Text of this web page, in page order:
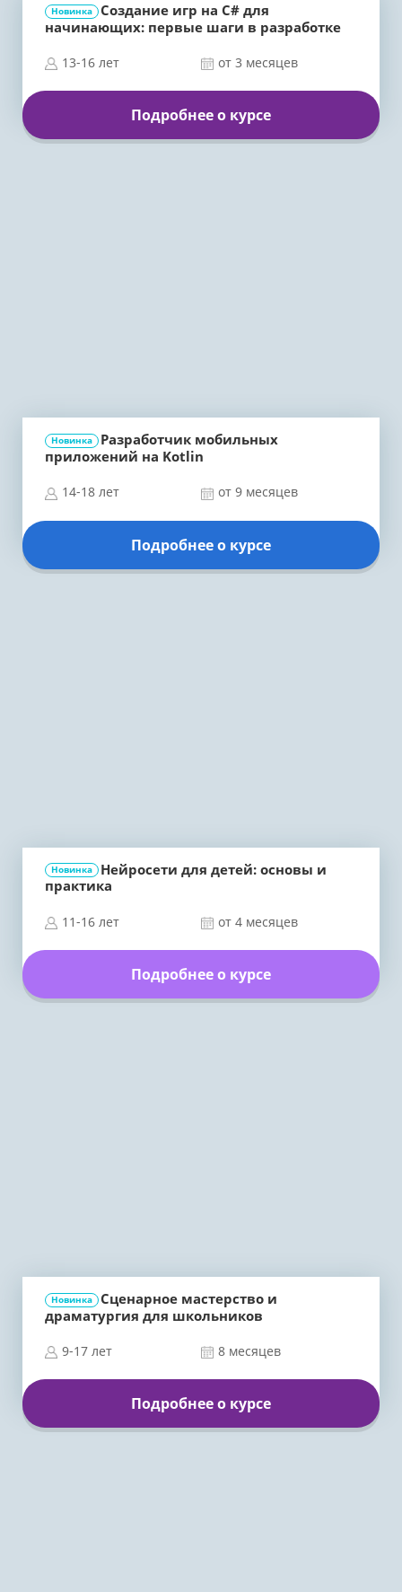
Новинка
Создание игр на C# для
начинающих: первые шаги в разработке
13-16 лет от 3 месяцев
Подробнее о курсе
Новинка
Разработчик мобильных
приложений на Kotlin
14-18 лет от 9 месяцев
Подробнее о курсе
Новинка
Нейросети для детей: основы и
практика
11-16 лет от 4 месяцев
Подробнее о курсе
Новинка
Сценарное мастерство и
драматургия для школьников
9-17 лет 8 месяцев
Подробнее о курсе